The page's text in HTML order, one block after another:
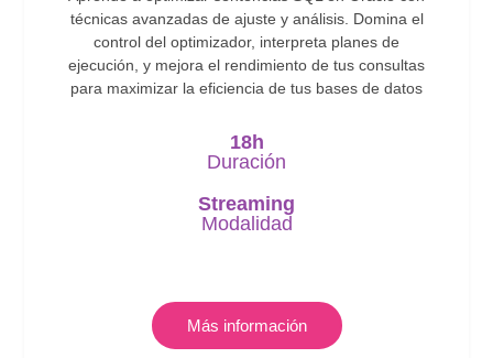
técnicas avanzadas de ajuste y análisis. Domina el
control del optimizador, interpreta planes de
ejecución, y mejora el rendimiento de tus consultas
para maximizar la eficiencia de tus bases de datos
18h
Duración
Streaming
Modalidad
Más información